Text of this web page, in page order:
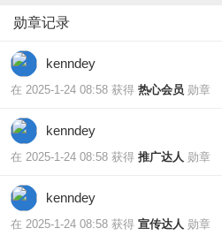
勋章记录
kenndey
在 2025-1-24 08:58 获得 热心会员 勋章
kenndey
在 2025-1-24 08:58 获得 推广达人 勋章
kenndey
在 2025-1-24 08:58 获得 宣传达人 勋章